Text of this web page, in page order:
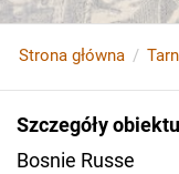
Strona główna
Szczegóły obiektu
Bosnie Russe